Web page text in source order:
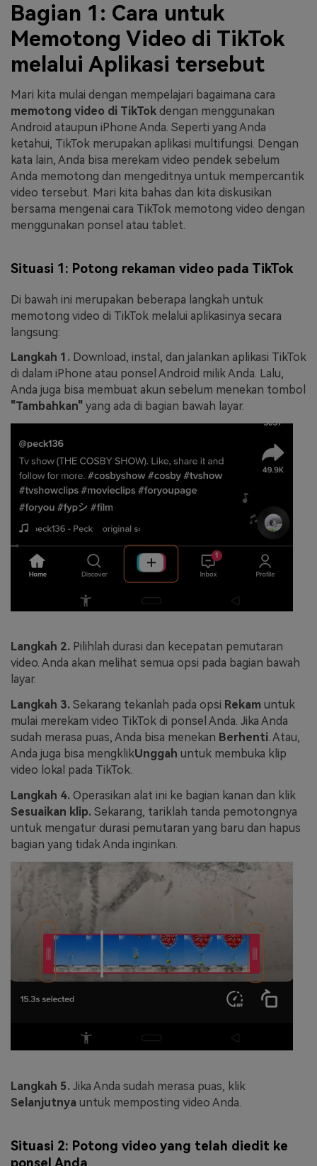
Bagian 1: Cara untuk
Memotong Video di TikTok
melalui Aplikasi tersebut
Mari kita mulai dengan mempelajari bagaimana cara
memotong video di TikTok dengan menggunakan
Android ataupun iPhone Anda. Seperti yang Anda
ketahui, TikTok merupakan aplikasi multifungsi. Dengan
kata lain, Anda bisa merekam video pendek sebelum
Anda memotong dan mengeditnya untuk mempercantik
video tersebut. Mari kita bahas dan kita diskusikan
bersama mengenai cara TikTok memotong video dengan
menggunakan ponsel atau tablet.
Situasi 1: Potong rekaman video pada TikTok
Di bawah ini merupakan beberapa langkah untuk
memotong video di TikTok melalui aplikasinya secara
langsung:
Langkah 1. Download, instal, dan jalankan aplikasi TikTok
di dalam iPhone atau ponsel Android milik Anda. Lalu,
Anda juga bisa membuat akun sebelum menekan tombol
"Tambahkan" yang ada di bagian bawah layar.
Langkah 2. Pilihlah durasi dan kecepatan pemutaran
video. Anda akan melihat semua opsi pada bagian bawah
layar.
Langkah 3. Sekarang tekanlah pada opsi Rekam untuk
mulai merekam video TikTok di ponsel Anda. Jika Anda
sudah merasa puas, Anda bisa menekan Berhenti. Atau,
Anda juga bisa mengklikUnggah untuk membuka klip
video lokal pada TikTok.
Langkah 4. Operasikan alat ini ke bagian kanan dan klik
Sesuaikan klip. Sekarang, tariklah tanda pemotongnya
untuk mengatur durasi pemutaran yang baru dan hapus
bagian yang tidak Anda inginkan.
Langkah 5. Jika Anda sudah merasa puas, klik
Selanjutnya untuk memposting video Anda.
Situasi 2: Potong video yang telah diedit ke
ponsel Anda